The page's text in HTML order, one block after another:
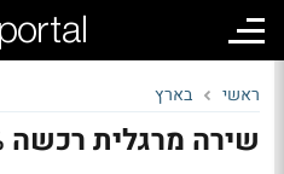
ראשי בארץ
שירה מרגלית רכשה 30% מאתר סלונה